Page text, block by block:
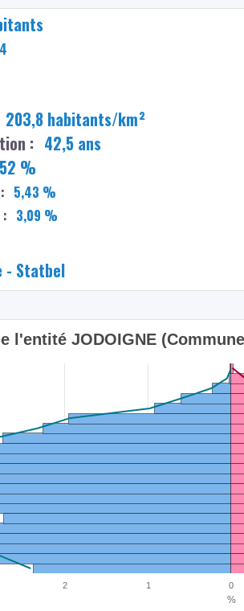
203,8 habitants/km²
: 42,5 ans
%
5,43 %
: 3,09 %
- Statbel
%
l'entité JODOIGNE
2 1 0